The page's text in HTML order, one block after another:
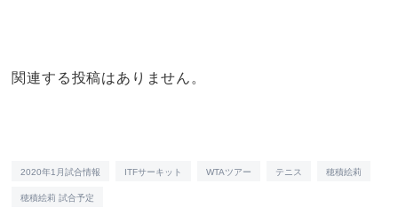
関連する投稿はありません。
2020年1月試合情報 ITFサーキット WTAツアー テニス 穂積絵莉
穂積絵莉 試合予定